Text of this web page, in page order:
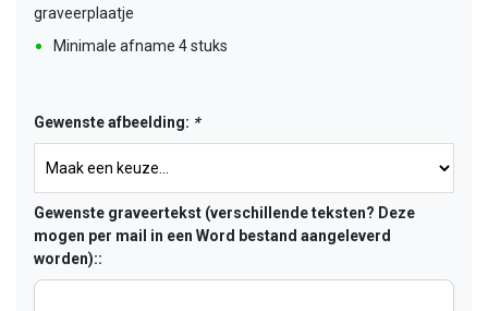
graveerplaatje
Minimale afname 4 stuks
Gewenste afbeelding: *
Gewenste graveertekst (verschillende teksten? Deze
mogen per mail in een Word bestand aangeleverd
worden)::